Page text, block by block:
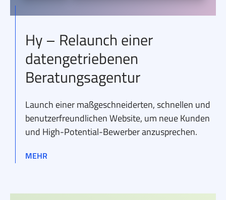
Hy – Relaunch einer
datengetriebenen
Beratungsagentur
Launch einer maßgeschneiderten, schnellen und
benutzerfreundlichen Website, um neue Kunden
und High-Potential-Bewerber anzusprechen.
MEHR